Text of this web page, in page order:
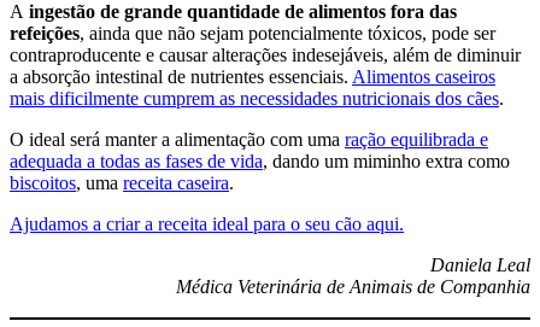
A ingestão de grande quantidade de alimentos fora das
refeições, ainda que não sejam potencialmente tóxicos, pode ser
contraproducente e causar alterações indesejáveis, além de diminuir
a absorção intestinal de nutrientes essenciais. Alimentos caseiros
mais dificilmente cumprem as necessidades nutricionais dos cães.
O ideal será manter a alimentação com uma ração equilibrada e
adequada a todas as fases de vida, dando um miminho extra como
biscoitos, uma receita caseira.
Ajudamos a criar a receita ideal para o seu cão aqui.
Daniela Leal
Médica Veterinária de Animais de Companhia